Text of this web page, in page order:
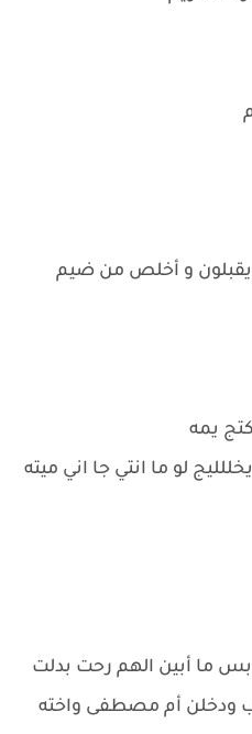
و أخلص من ضيم
يمه
لو ما انتي جا اني ميته
ما أبين الهم رحت بدلت
ودخلن أم مصطفى واخته